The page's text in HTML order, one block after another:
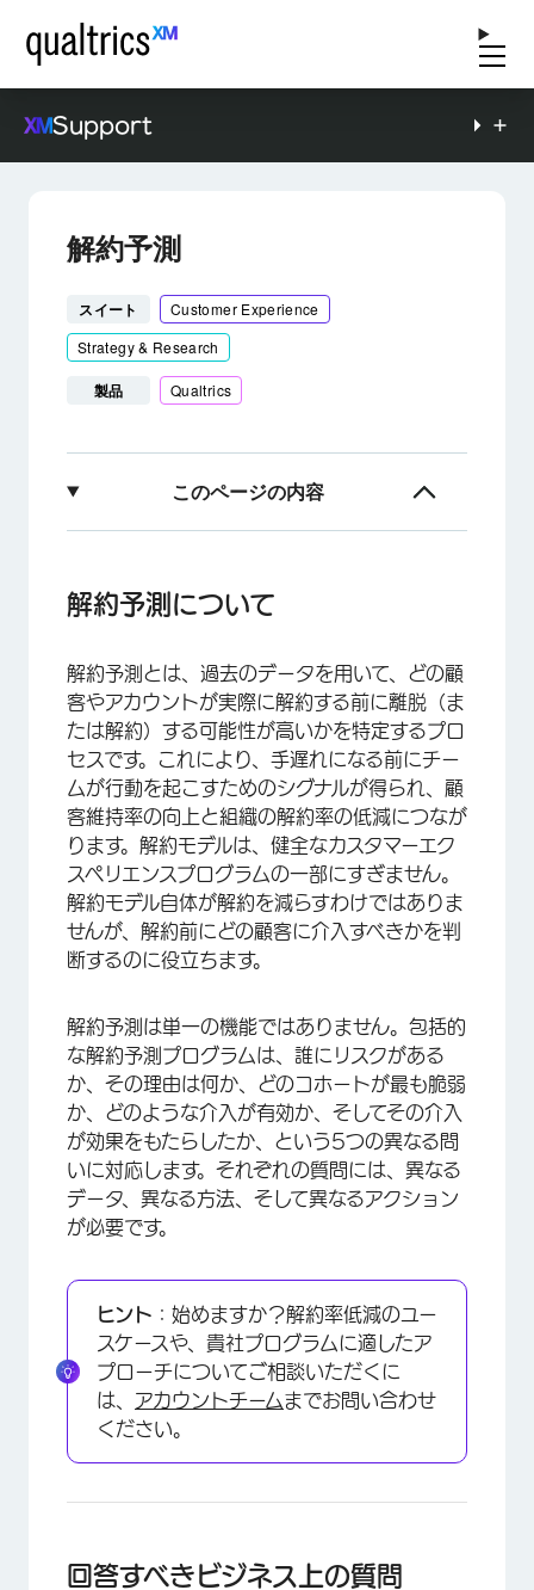
Support
解約予測
スイート
Customer Experience
Strategy & Research
製品 Qualtrics
このページの内容
回答すべきビジネス上の質問
FAQs
解約予測について
解約予測とは、過去のデータを用いて、どの顧
客やアカウントが実際に解約する前に離脱（ま
たは解約）する可能性が高いかを特定するプロ
セスです。これにより、手遅れになる前にチー
ムが行動を起こすためのシグナルが得られ、顧
客維持率の向上と組織の解約率の低減につなが
ります。解約モデルは、健全なカスタマーエク
スペリエンスプログラムの一部にすぎません。
解約モデル自体が解約を減らすわけではありま
せんが、解約前にどの顧客に介入すべきかを判
断するのに役立ちます。
解約予測は単一の機能ではありません。包括的
な解約予測プログラムは、誰にリスクがある
か、その理由は何か、どのコホートが最も脆弱
か、どのような介入が有効か、そしてその介入
が効果をもたらしたか、という5つの異なる問
いに対応します。それぞれの質問には、異なる
データ、異なる方法、そして異なるアクション
が必要です。
ヒント ：始めますか？解約率低減のユー
スケースや、貴社プログラムに適したア
プローチについてご相談いただくに
は、 アカウントチームまでお問い合わせ
ください。
回答すべきビジネス上の質問